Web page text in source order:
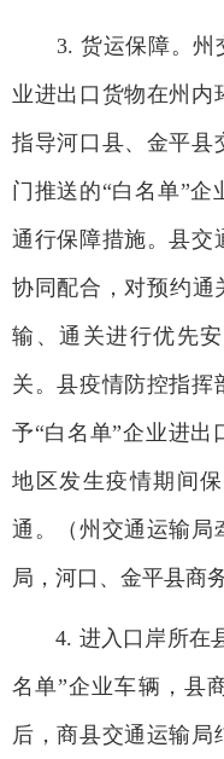
3. 货运保障。州
业进出口货物在州内
指导河口县、金平县
门推送的“白名单”
通行保障措施。县交
协同配合，对预约通
输、通关进行优先
关。县疫情防控指挥
予“白名单”企业进出
地区发生疫情期间
通。（州交通运输局
局，河口、金平县商
4. 进入口岸所在县
名单”企业车辆，县
后，商县交通运输局